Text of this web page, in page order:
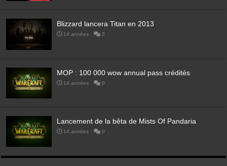
Blizzard lancera Titan en 2013
14 années 2
MOP : 100 000 wow annual pass crédités
14 années 0
Lancement de la bêta de Mists Of Pandaria
14 années 0